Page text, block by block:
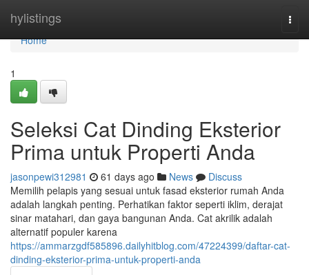
hylistings
Home
Home
1
Seleksi Cat Dinding Eksterior
Prima untuk Properti Anda
jasonpewi312981 61 days ago News
Discuss
Memilih pelapis yang sesuai untuk fasad eksterior rumah Anda
adalah langkah penting. Perhatikan faktor seperti iklim, derajat
sinar matahari, dan gaya bangunan Anda. Cat akrilik adalah
alternatif populer karena
https://ammarzgdf585896.dailyhitblog.com/47224399/daftar-cat-
dinding-eksterior-prima-untuk-properti-anda